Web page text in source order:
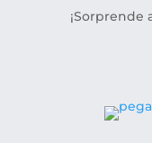
¡Sorprende